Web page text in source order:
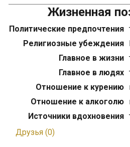
Жизненная
Политические предпочтения
Религиозные убеждения
Главное в жизни
Главное в людях
Отношение к курению
Отношение к алкоголю
Источники вдохновения
Друзья (0)